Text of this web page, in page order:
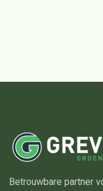
Betrouwbare partner